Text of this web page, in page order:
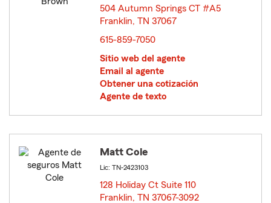
504 Autumn Springs CT #A5
Franklin, TN 37067
615-859-7050
Sitio web del agente
Email al agente
Obtener una cotización
Agente de texto
Matt Cole
Lic: TN-2423103
128 Holiday Ct Suite 110
Franklin, TN 37067-3092